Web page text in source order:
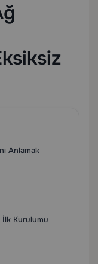
Anlamak
İlk Kurulumu